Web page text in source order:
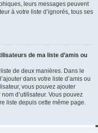
leurs messages peuvent
à votre liste d’ignorés, tous ses
de ma liste d’amis ou
de deux manières. Dans le
dans votre liste d’amis ou
vous pouvez ajouter
d’utilisateur. Vous pouvez
liste depuis cette même page.